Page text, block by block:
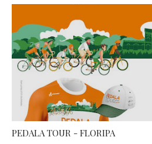
PEDALA TOUR - FLORIPA